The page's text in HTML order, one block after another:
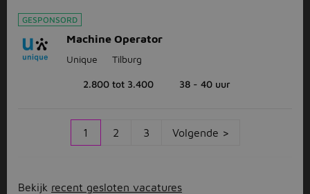
GESPONSORD
Machine Operator
Unique Tilburg
2.800 tot 3.400 38 - 40 uur
1 2 3 Volgende >
Bekijk recent gesloten vacatures